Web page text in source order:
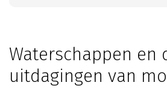
Waterschappen en
uitdagingen van